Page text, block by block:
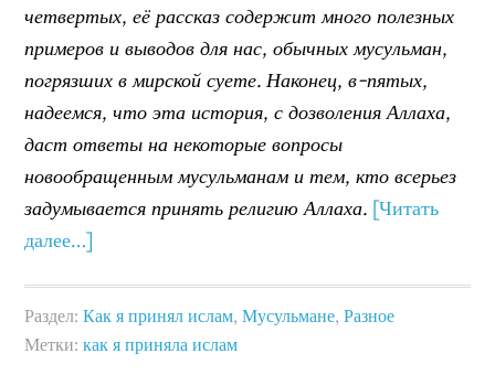
четвертых, её рассказ содержит много полезных
примеров и выводов для нас, обычных мусульман,
погрязших в мирской суете. Наконец, в-пятых,
надеемся, что эта история, с дозволения Аллаха,
даст ответы на некоторые вопросы
новообращенным мусульманам и тем, кто всерьез
задумывается принять религию Аллаха. [Читать
далее…]
Раздел:Как я принял ислам,Мусульмане,Разное
Метки:как я приняла ислам